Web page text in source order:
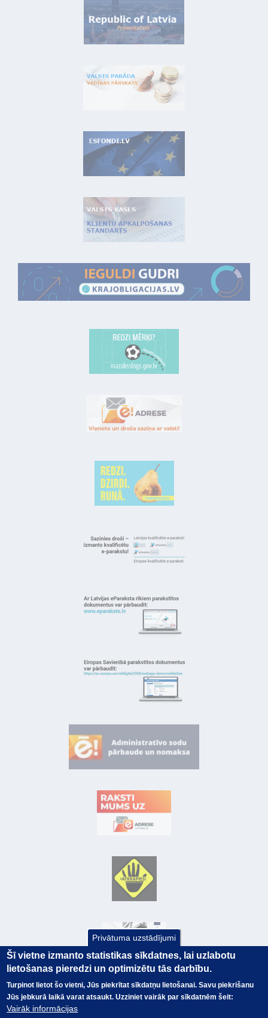
© Valsts kase 2017
Visas tiesības
EK GRĀMATVEDĪBAS KURSS
Privātuma uzstādījumi
Šī vietne izmanto statistikas sīkdatnes, lai uzlabotu
lietošanas pieredzi un optimizētu tās darbību.
Turpinot lietot šo vietni, Jūs piekrītat sīkdatņu lietošanai. Savu piekrišanu
Jūs jebkurā laikā varat atsaukt. Uzziniet vairāk par sīkdatnēm šeit:
Vairāk informācijas